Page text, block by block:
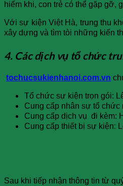
hiếm khi, con trẻ có thể gặp gỡ,
Với sự kiện Việt Hà, trung thu
xây dựng và tìm tòi những kiến
4. Các dịch vụ tổ chức
tochucsukienhanoi.com.vn
Tổ chức sự kiện trọn gói:
Cung cấp nhân sự tổ chức
Cung cấp dịch vụ đi kèm:
Cung cấp thiết bị sự kiện:
Sau khi tiếp nhận thông tin từ